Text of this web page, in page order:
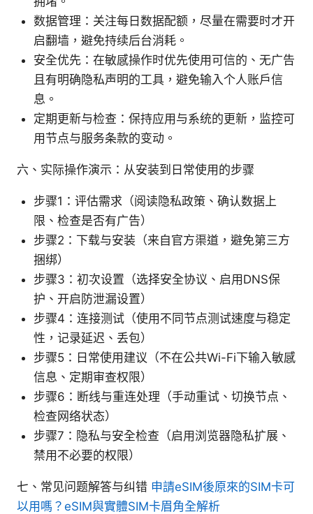
数据管理：关注每日数据配额，尽量在需要时才开
启翻墙，避免持续后台消耗。
安全优先：在敏感操作时优先使用可信的、无广告
且有明确隐私声明的工具，避免输入个人账户信
息。
定期更新与检查：保持应用与系统的更新，监控可
用节点与服务条款的变动。
六、实际操作演示：从安装到日常使用的步骤
步骤1：评估需求（阅读隐私政策、确认数据上
限、检查是否有广告）
步骤2：下载与安装（来自官方渠道，避免第三方
捆绑）
步骤3：初次设置（选择安全协议、启用DNS保
护、开启防泄漏设置）
步骤4：连接测试（使用不同节点测试速度与稳定
性，记录延迟、丢包）
步骤5：日常使用建议（不在公共Wi-Fi下输入敏感
信息、定期审查权限）
步骤6：断线与重连处理（手动重试、切换节点、
检查网络状态）
步骤7：隐私与安全检查（启用浏览器隐私扩展、
禁用不必要的权限）
七、常见问题解答与纠错 申請eSIM後原來的SIM卡可
以用嗎？eSIM與實體SIM卡眉角全解析